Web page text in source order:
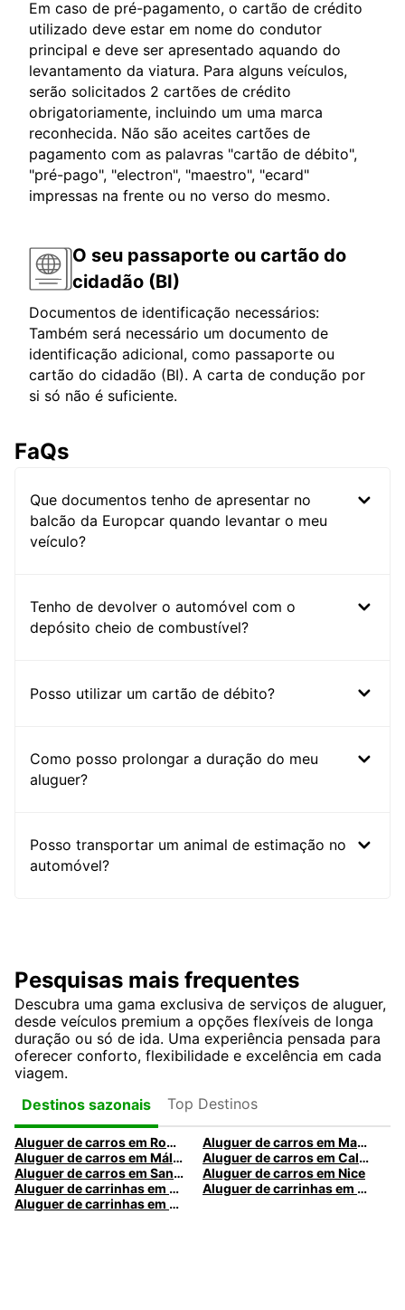
Em caso de pré-pagamento, o cartão de crédito
utilizado deve estar em nome do condutor
principal e deve ser apresentado aquando do
levantamento da viatura. Para alguns veículos,
serão solicitados 2 cartões de crédito
obrigatoriamente, incluindo um uma marca
reconhecida. Não são aceites cartões de
pagamento com as palavras "cartão de débito",
"pré-pago", "electron", "maestro", "ecard"
impressas na frente ou no verso do mesmo.
O seu passaporte ou cartão do
cidadão (BI)
Documentos de identificação necessários:
Também será necessário um documento de
identificação adicional, como passaporte ou
cartão do cidadão (BI). A carta de condução por
si só não é suficiente.
FaQs
Que documentos tenho de apresentar no
balcão da Europcar quando levantar o meu
veículo?
Tenho de devolver o automóvel com o
depósito cheio de combustível?
Posso utilizar um cartão de débito?
Como posso prolongar a duração do meu
aluguer?
Posso transportar um animal de estimação no
automóvel?
Pesquisas mais frequentes
Descubra uma gama exclusiva de serviços de aluguer,
desde veículos premium a opções flexíveis de longa
duração ou só de ida. Uma experiência pensada para
oferecer conforto, flexibilidade e excelência em cada
viagem.
Destinos sazonais
Top Destinos
Aluguer de carros em Roma
Aluguer de carros em Madrid
Aluguer de carros em Málaga
Aluguer de carros em Caldas da Rainha
Aluguer de carros em Santa Maria da Feira
Aluguer de carros em Nice
Aluguer de carrinhas em Nice
Aluguer de carrinhas em Santa Maria da Feira
Aluguer de carrinhas em Caldas da Rainha